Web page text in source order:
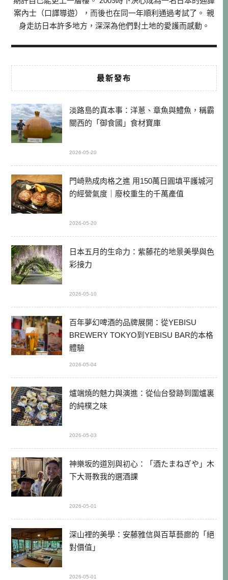
案內士（口譯導遊），而後也在同一年順利通過考試了。 親
身走訪日本許多地方，深深為他們對土地的愛護而感動。
最新發布
淡路島的真本事：洋蔥、章魚與鱧魚，稱霸
關西的「御食國」食材寶庫
2026-05-20
門崎熟成肉格之進 用150萬日圓填平護城河
的經營氣度｜廢校重生的千萬產值
2026-05-20
日本五月的生命力：紫藤花的地景美學與色
彩接力
2026-05-10
百年夢幻啤酒的品牌展開：從YEBISU
BREWERY TOKYO到YEBISU BAR的本格
體驗
2026-05-04
爐端燒的魅力與演進：從仙台發跡到圍爐裏
的純樸之味
2026-05-03
神樂坂的道別與初心：「酒たまねぎや」木
下大哥教我的選酒課
2026-05-01
深山裡的美學：安藤雅信與百草藝廊的「絕
對價值」
2026-05-01